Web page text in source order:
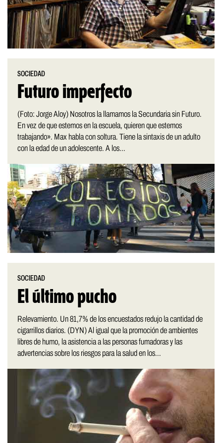
SOCIEDAD
Futuro imperfecto
(Foto: Jorge Aloy) Nosotros la llamamos la Secundaria sin Futuro.
En vez de que estemos en la escuela, quieren que estemos
trabajando». Max habla con soltura. Tiene la sintaxis de un adulto
con la edad de un adolescente. A los...
SOCIEDAD
El último pucho
Relevamiento. Un 81,7% de los encuestados redujo la cantidad de
cigarrillos diarios. (DYN) Al igual que la promoción de ambientes
libres de humo, la asistencia a las personas fumadoras y las
advertencias sobre los riesgos para la salud en los...